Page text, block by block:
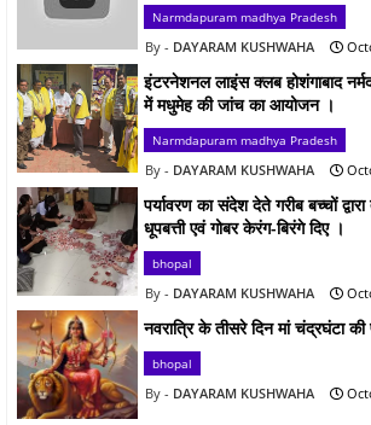
Narmdapuram madhya Pradesh
DAYARAM KUSHWAHA
इंटरनेशनल लाइंस क्लब होशंगाबाद
में मधुमेह की जांच का आयोजन ।
Narmdapuram madhya Pradesh
DAYARAM KUSHWAHA
पर्यावरण का संदेश देते गरीब बच्चों
धूपबत्ती एवं गोबर केरंग-बिरंगे दिए ।
bhopal
DAYARAM KUSHWAHA
नवरात्रि के तीसरे दिन मां चंद्रघंटा
bhopal
DAYARAM KUSHWAHA